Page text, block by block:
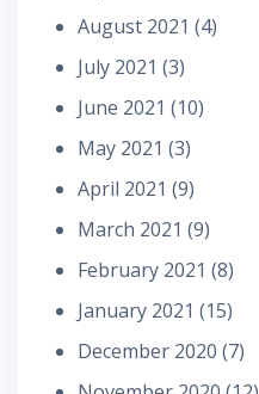
August 2021 (4)
July 2021 (3)
June 2021 (10)
May 2021 (3)
April 2021 (9)
March 2021 (9)
February 2021 (8)
January 2021 (15)
December 2020 (7)